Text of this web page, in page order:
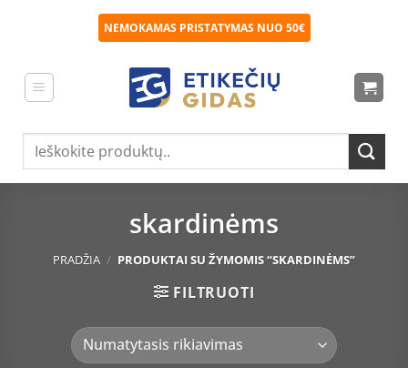
NEMOKAMAS PRISTATYMAS NUO 50€
Ieškoti:
skardinėms
PRADŽIA / PRODUKTAI SU ŽYMOMIS “SKARDINĖMS”
FILTRUOTI